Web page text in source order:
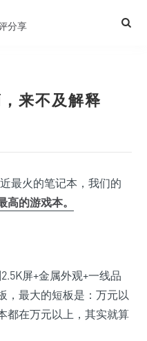
来不及解释
最火的笔记本，我们的
的游戏本。
屏+金属外观+一线品
，最大的短板是：万元以
都在万元以上，其实就算